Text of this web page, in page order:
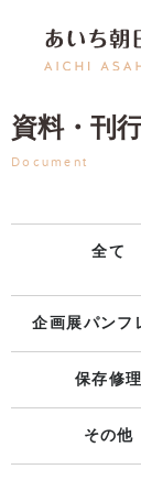
資料・刊
Document
全て
企画展パンフ
保存修理
その他